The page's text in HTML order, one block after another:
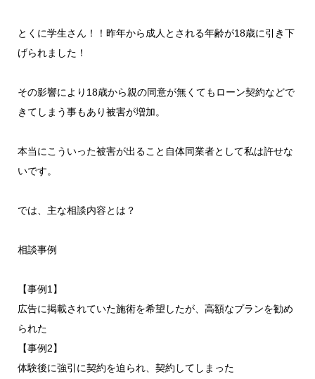
とくに学生さん！！昨年から成人とされる年齢が18歳に引き下
げられました！
その影響により18歳から親の同意が無くてもローン契約などで
きてしまう事もあり被害が増加。
本当にこういった被害が出ること自体同業者として私は許せな
いです。
では、主な相談内容とは？
相談事例
【事例1】
広告に掲載されていた施術を希望したが、高額なプランを勧め
られた
【事例2】
体験後に強引に契約を迫られ、契約してしまった